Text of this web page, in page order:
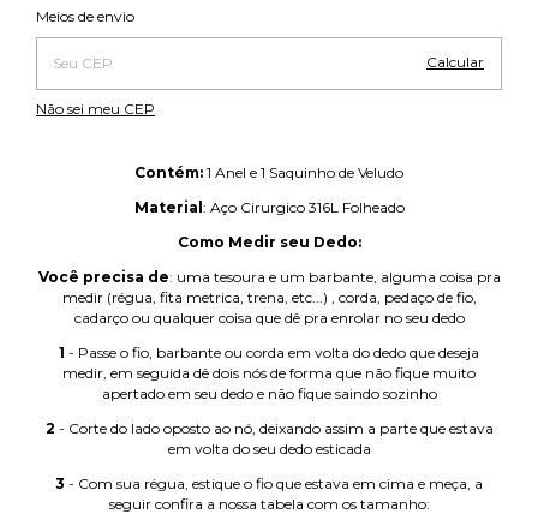
Entregas para o CEP:
Meios de envio
Calcular
Não sei meu CEP
Contém: 1 Anel e 1 Saquinho de Veludo
Material : Aço Cirurgico 316L Folheado
Como Medir seu Dedo:
Você precisa de: uma tesoura e um barbante, alguma coisa pra
medir (régua, fita metrica, trena, etc...) , corda, pedaço de fio,
cadarço ou qualquer coisa que dê pra enrolar no seu dedo
1 - Passe o fio, barbante ou corda em volta do dedo que deseja
medir, em seguida dê dois nós de forma que não fique muito
apertado em seu dedo e não fique saindo sozinho
2 - Corte do lado oposto ao nó, deixando assim a parte que estava
em volta do seu dedo esticada
3 - Com sua régua, estique o fio que estava em cima e meça, a
seguir confira a nossa tabela com os tamanho: